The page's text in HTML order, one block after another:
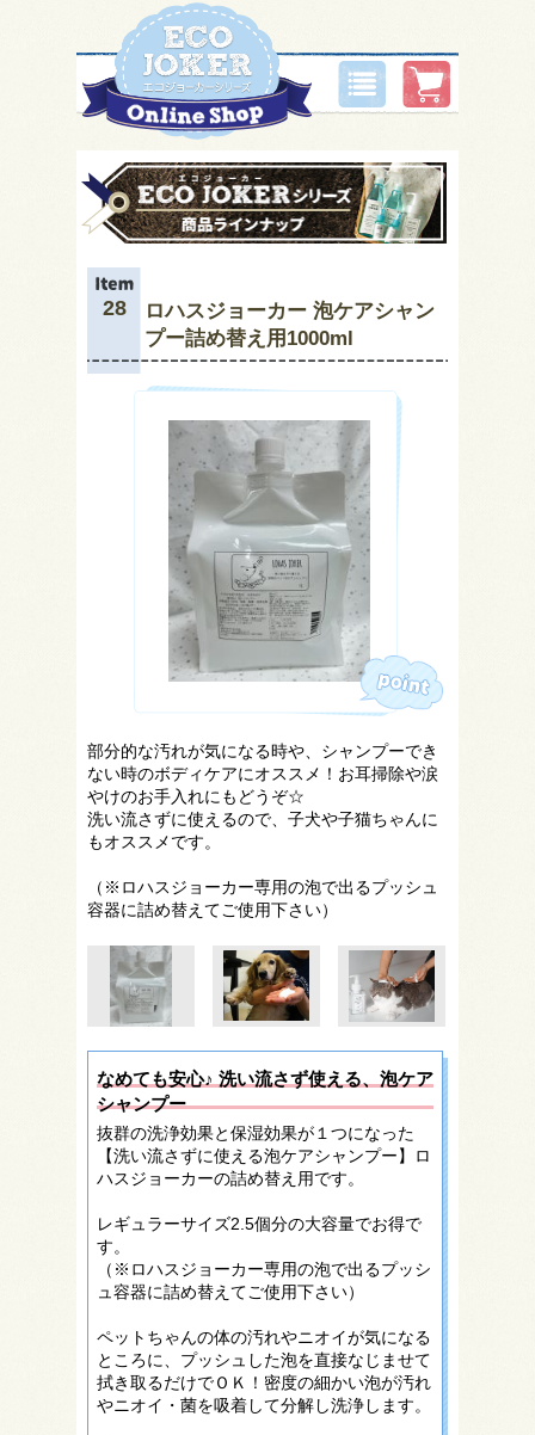
28
ロハスジョーカー 泡ケアシャン
プー詰め替え用1000ml
部分的な汚れが気になる時や、シャンプーでき
ない時のボディケアにオススメ！お耳掃除や涙
やけのお手入れにもどうぞ☆
洗い流さずに使えるので、子犬や子猫ちゃんに
もオススメです。
（※ロハスジョーカー専用の泡で出るプッシュ
容器に詰め替えてご使用下さい）
なめても安心♪ 洗い流さず使える、泡ケア
シャンプー
抜群の洗浄効果と保湿効果が１つになった
【洗い流さずに使える泡ケアシャンプー】ロ
ハスジョーカーの詰め替え用です。
レギュラーサイズ2.5個分の大容量でお得で
す。
（※ロハスジョーカー専用の泡で出るプッシ
ュ容器に詰め替えてご使用下さい）
ペットちゃんの体の汚れやニオイが気になる
ところに、プッシュした泡を直接なじませて
拭き取るだけでＯＫ！密度の細かい泡が汚れ
やニオイ・菌を吸着して分解し洗浄します。